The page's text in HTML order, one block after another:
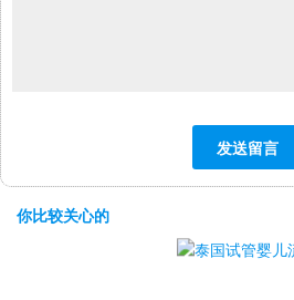
你比较关心的